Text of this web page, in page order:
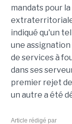
mandats pour
indiqué qu'un
une
de services à
dans ses
premier rejet
un autre a été
Article rédigé par